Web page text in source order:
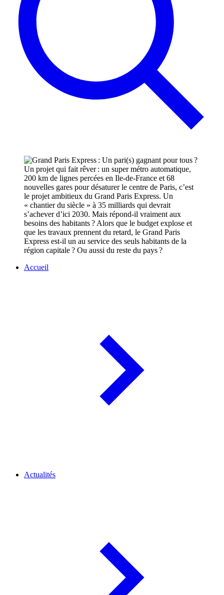
Un projet qui fait rêver : un super métro automatique,
200 km de lignes percées en Ile-de-France et 68
nouvelles gares pour désaturer le centre de Paris, c’est
le projet ambitieux du Grand Paris Express. Un
« chantier du siècle » à 35 milliards qui devrait
s’achever d’ici 2030. Mais répond-il vraiment aux
besoins des habitants ? Alors que le budget explose et
que les travaux prennent du retard, le Grand Paris
Express est-il un au service des seuls habitants de la
région capitale ? Ou aussi du reste du pays ?
Accueil
Actualités